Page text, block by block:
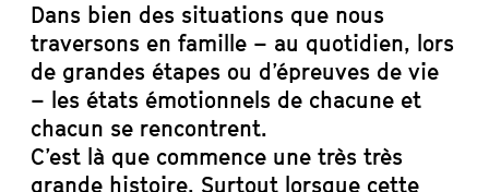
Dans bien des situations que nous
traversons en famille – au quotidien, lors
de grandes étapes ou d’épreuves de vie
– les états émotionnels de chacune et
chacun se rencontrent.
C’est là que commence une très très
grande histoire. Surtout lorsque cette